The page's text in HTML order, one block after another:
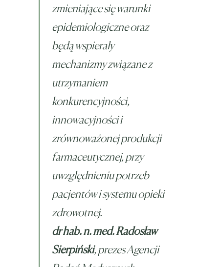
zmieniające się warunki
epidemiologiczne oraz
będą wspierały
mechanizmy związane z
utrzymaniem
konkurencyjności,
innowacyjności i
zrównoważonej produkcji
farmaceutycznej, przy
uwzględnieniu potrzeb
pacjentów i systemu opieki
zdrowotnej.
dr hab. n. med. Radosław
Sierpiński, prezes Agencji